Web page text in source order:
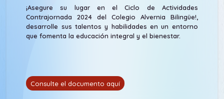
¡Asegure su lugar en el Ciclo de Actividades
Contrajornada 2024 del Colegio Alvernia Bilingüe!,
desarrolle sus talentos y habilidades en un entorno
que fomenta la educación integral y el bienestar.
Consulte el documento aquí